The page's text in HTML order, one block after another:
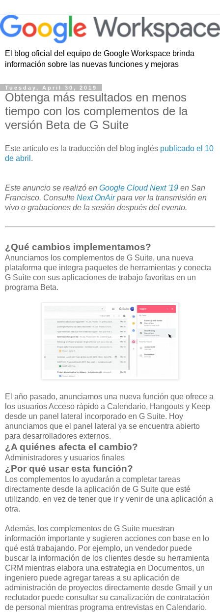
El blog oficial del equipo de Google Workspace brinda
información sobre las nuevas funciones y mejoras
Tuesday, April 30, 2019
Obtenga más resultados en menos
tiempo con los complementos de la
versión Beta de G Suite
Este artículo es la traducción del blog inglés publicado el 10
de abril .
Este anuncio se realizó en Google Cloud Next '19 en San
Francisco. Consulte Next OnAirpara ver la transmisión en
vivo o grabaciones de la sesión después del evento.
¿Qué cambios implementamos?
Anunciamos los complementos de G Suite, una nueva
plataforma que integra paquetes de herramientas y conecta
G Suite con sus aplicaciones de trabajo favoritas en un
programa Beta.
El año pasado, anunciamos una nueva función que ofrece a
los usuarios Acceso rápido a Calendario, Hangouts y Keep
desde un panel lateral incorporado en G Suite. Hoy
anunciamos que el panel lateral ya se encuentra abierto
para desarrolladores externos.
¿A quiénes afecta el cambio?
Administradores y usuarios finales
¿Por qué usar esta función?
Los complementos lo ayudarán a completar tareas
directamente desde la aplicación de G Suite que esté
utilizando, en vez de tener que ir y venir de una aplicación a
otra.
Además, los complementos de G Suite muestran
información importante y sugieren acciones con base en lo
qué está trabajando. Por ejemplo, un vendedor puede
buscar la información de los clientes desde su herramienta
CRM mientras elabora una estrategia en Documentos, un
ingeniero puede agregar tareas a su aplicación de
administración de proyectos directamente desde Gmail y un
reclutador puede consultar su canalización de contratación
de personal mientras programa entrevistas en Calendario.